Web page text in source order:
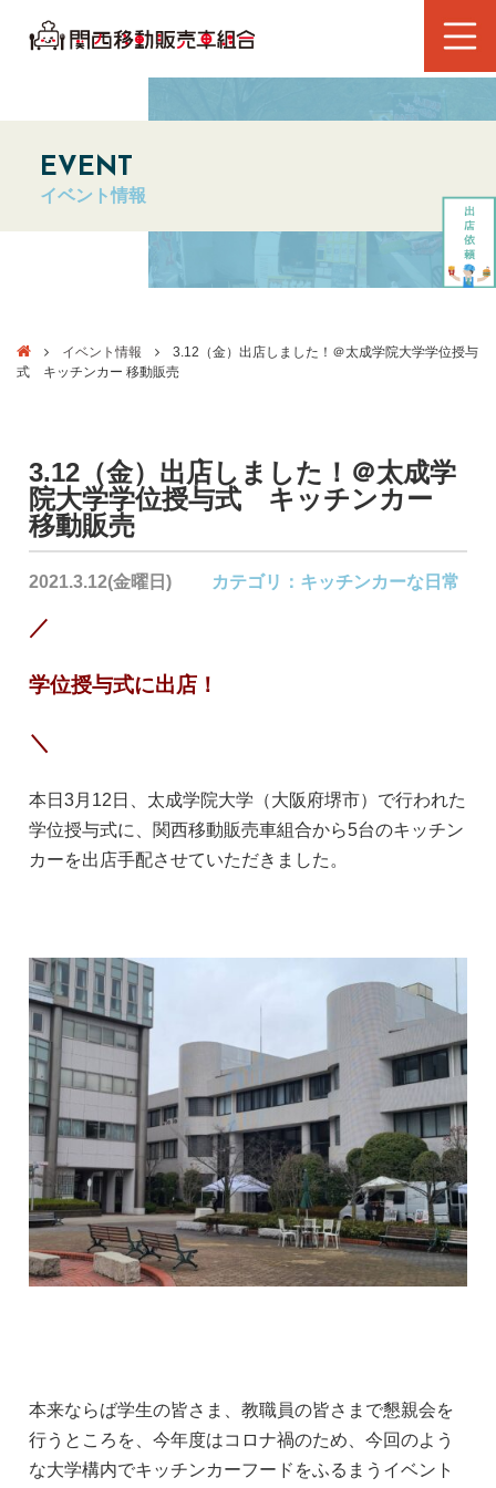
EVENT
イベント情報
イベント情報
3.12（金）出店しました！＠太成学院大学学位授与
式 キッチンカー 移動販売
3.12（金）出店しました！＠太成学
院大学学位授与式 キッチンカー
移動販売
2021.3.12(金曜日) カテゴリ： キッチンカーな日常
／
学位授与式に出店！
＼
本日3月12日、太成学院大学（大阪府堺市）で行われた
学位授与式に、関西移動販売車組合から5台のキッチン
カーを出店手配させていただきました。
本来ならば学生の皆さま、教職員の皆さまで懇親会を
行うところを、今年度はコロナ禍のため、今回のよう
な大学構内でキッチンカーフードをふるまうイベント